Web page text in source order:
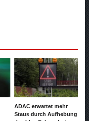
ADAC erwartet mehr
Staus durch Aufhebung